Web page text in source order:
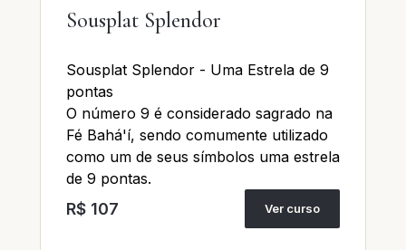
Sousplat Splendor
Sousplat Splendor - Uma Estrela de 9
pontas
O número 9 é considerado sagrado na
Fé Bahá'í, sendo comumente utilizado
como um de seus símbolos uma estrela
de 9 pontas.
R$ 107 Ver curso